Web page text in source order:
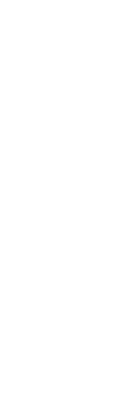
votre colis,
votre charge.